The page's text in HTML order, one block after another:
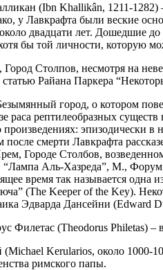
(Ibn Khallikân, 1211-1282)
у Лавкрафта были веские
двадцати лет. Дошедшие
бы той личности, которую
Столпов, несмотря на
Райана Паркера
город, о котором
раса рептилеобразных
произведениях:
после смерти Лавкрафта
Городе Столбов,
“Лампа Аль-Хазреда”, М.,
время так называется
(The Keeper of the Key).
Эдварда Дансейни
Филетас (Theodorus Philetas)
Kerularios, около 1000-
римского папы.